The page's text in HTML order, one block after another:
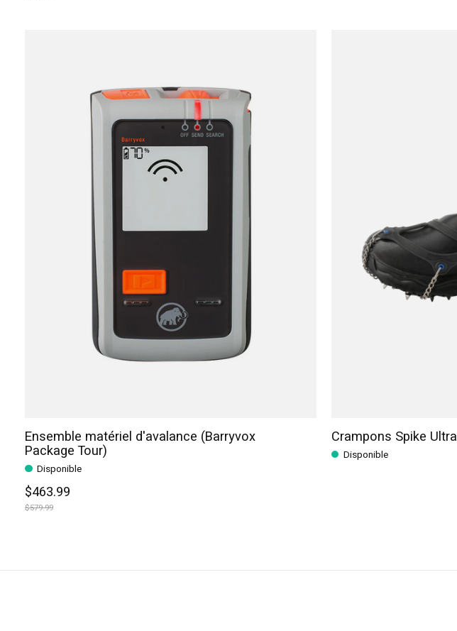
Ensemble matériel d'avalance (Barryvox
Package Tour)
Disponible
$463.99
$579.99
Crampons Spike Ultra
Disponible